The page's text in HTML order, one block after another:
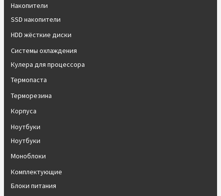
Накопители
SSD накопители
HDD жёсткие диски
Системы охлаждения
Кулера для процессора
Термопаста
Терморезина
Корпуса
Ноутбуки
Ноутбуки
Моноблоки
Комплектующие
Блоки питания